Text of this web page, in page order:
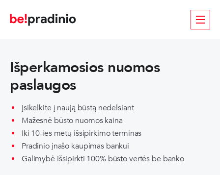
Išperkamosios nuomos
paslaugos
Įsikelkite į naują būstą nedelsiant
Mažesnė būsto nuomos kaina
Iki 10-ies metų išsipirkimo terminas
Pradinio įnašo kaupimas bankui
Galimybė išsipirkti 100% būsto vertės be banko